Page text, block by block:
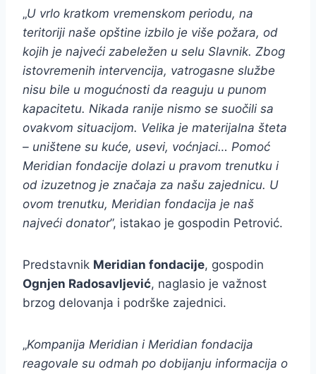
„U vrlo kratkom vremenskom periodu, na
teritoriji naše opštine izbilo je više požara, od
kojih je najveći zabeležen u selu Slavnik. Zbog
istovremenih intervencija, vatrogasne službe
nisu bile u mogućnosti da reaguju u punom
kapacitetu. Nikada ranije nismo se suočili sa
ovakvom situacijom. Velika je materijalna šteta
– uništene su kuće, usevi, voćnjaci… Pomoć
Meridian fondacije dolazi u pravom trenutku i
od izuzetnog je značaja za našu zajednicu. U
ovom trenutku, Meridian fondacija je naš
najveći donator”, istakao je gospodin Petrović.
Predstavnik Meridian fondacije, gospodin
Ognjen Radosavljević, naglasio je važnost
brzog delovanja i podrške zajednici.
„Kompanija Meridian i Meridian fondacija
reagovale su odmah po dobijanju informacija o